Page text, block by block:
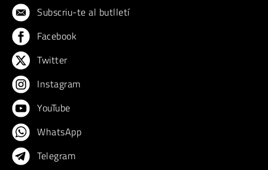
Subscriu-te al butlletí
Facebook
Twitter
Instagram
YouTube
WhatsApp
Telegram